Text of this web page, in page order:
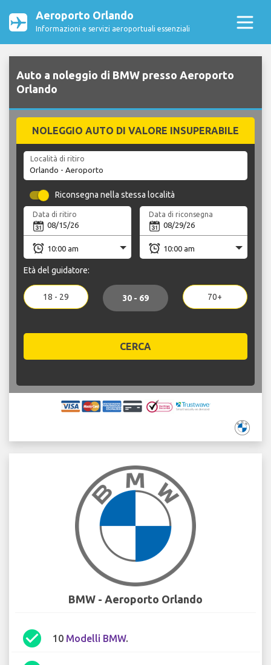
Aeroporto Orlando
Informazioni e servizi aeroportuali essenziali
Auto a noleggio di BMW presso Aeroporto
Orlando
NOLEGGIO AUTO DI VALORE INSUPERABILE
Località di ritiro
Riconsegna nella stessa località
Data di ritiro Data di riconsegna
Età del guidatore:
18 - 29 30 - 69 70+
CERCA
BMW - Aeroporto Orlando
check_circle 10 Modelli BMW.